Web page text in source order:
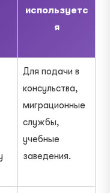
используетс
я
Для подачи в
консульства,
миграционные
службы,
учебные
заведения.